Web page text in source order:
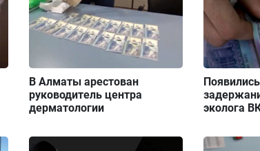
В Алматы арестован
руководитель центра
дерматологии
эколога